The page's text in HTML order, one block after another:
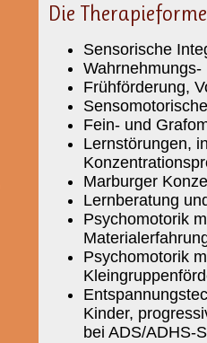
Die
Sensorische
Frühförderung,
Fein- und
Lernstörungen,
Marburger
Lernberatung
Psychomotorik
Psychomotorik
Kinder,
bei ADS/ADHS-